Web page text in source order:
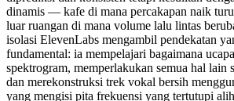
dinamis — kafe di mana percakapan naik
luar ruangan di mana volume lalu lintas
isolasi ElevenLabs mengambil pendekatan
fundamental: ia mempelajari bagaimana
spektrogram, memperlakukan semua hal lain
dan merekonstruksi trek vokal bersih
yang mengisi pita frekuensi yang tertutupi